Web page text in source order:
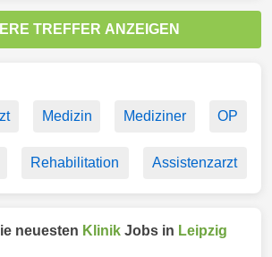
TREFFER ANZEIGEN
Medizin Mediziner OP
Rehabilitation Assistenzarzt
neuesten Klinik Jobs in Leipzig